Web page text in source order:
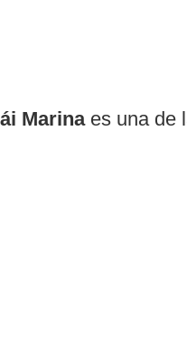
Marinaes una de